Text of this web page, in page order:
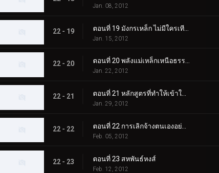
Jan. 08, 2012
22 - 19
Jan. 15, 2012
22 - 20 ตอนที่ 20 พลังแม่เหล็กเหนือธรรมชาติ
Jan. 22, 2012
22 - 21
Jan. 29, 2012
22 - 22
Feb. 05, 2012
22 - 23 ตอนที่ 23 สหพันธ์หงส์
Feb. 12, 2012